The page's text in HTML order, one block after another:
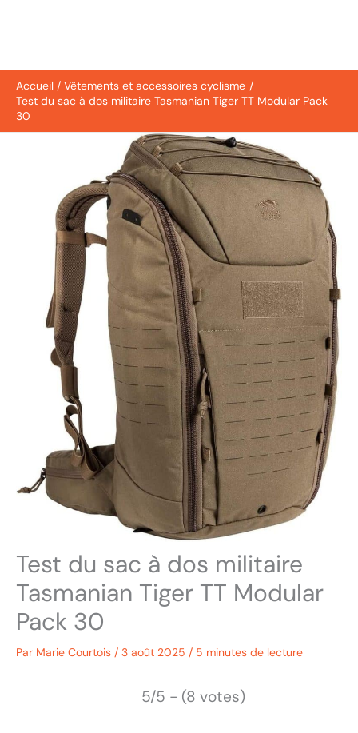
Accueil
Vêtements et accessoires cyclisme
Test du sac à dos militaire Tasmanian Tiger TT Modular Pack
30
Test du sac à dos militaire
Tasmanian Tiger TT Modular
Pack 30
Par Marie Courtois / 3 août 2025 / 5 minutes de lecture
5/5 - (8 votes)